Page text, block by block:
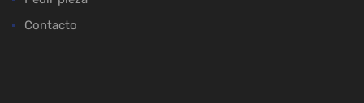
Contacto